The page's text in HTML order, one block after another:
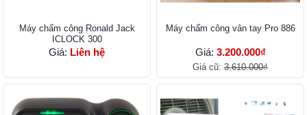
Máy chấm công Ronald Jack
ICLOCK 300
Giá: Liên hệ
Máy chấm công vân tay Pro 886
Giá: 3.200.000₫
Giá cũ: 3.610.000₫